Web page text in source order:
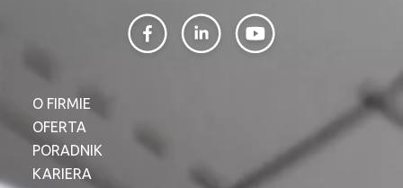
O FIRMIE
OFERTA
PORADNIK
KARIERA